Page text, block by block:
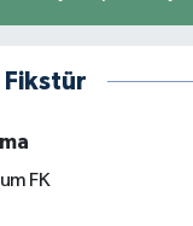
Fikstür
FK